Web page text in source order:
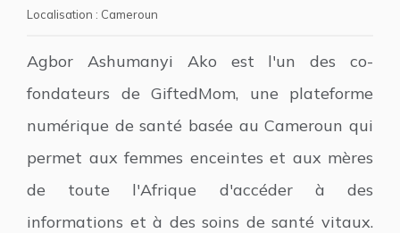
Localisation : Cameroun
Agbor Ashumanyi Ako est l'un des co-
fondateurs de GiftedMom, une plateforme
numérique de santé basée au Cameroun qui
permet aux femmes enceintes et aux mères
de toute l'Afrique d'accéder à des
informations et à des soins de santé vitaux.